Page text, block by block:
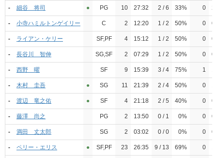
- 細谷 将司 ●︎ PG 10 27:32 2 / 6 33% 0 2
- 小寺ハミルトンゲイリー C 2 12:20 1 / 2 50% 0 0
- ライアン・ケリー SF,PF 4 15:12 1 / 2 50% 0 0
- 長谷川 智伸 SG,SF 2 07:29 1 / 2 50% 0 0
- 西野 曜 SF 9 15:39 3 / 4 75% 1
- 木村 圭吾 ●︎ SG 11 21:39 2 / 4 50% 0
- 渡辺 竜之佑 ●︎ SF 4 21:18 2 / 5 40% 0 0
- 藤澤 尚之 PG 2 13:50 0 / 1 0% 0 0
- 満田 丈太郎 SG 2 03:02 0 / 0 0% 0 0
- ペリー・エリス ●︎ SF,PF 23 26:35 9 / 13 69% 0